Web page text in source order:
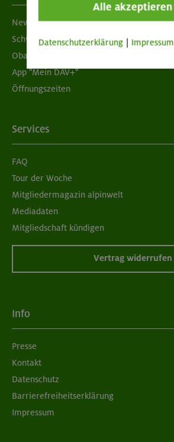
Newsletter
Schwarzes Brett
Obacht geben!
App "Mein DAV+"
Öffnungszeiten
Services
FAQ
Tour der Woche
Mitgliedermagazin alpinwelt
Mediadaten
Mitgliedschaft kündigen
Vertrag widerrufen
Info
Presse
Kontakt
Datenschutz
Barrierefreiheitserklärung
Impressum
Alle akzeptieren
Datenschutzerklärung Impressum